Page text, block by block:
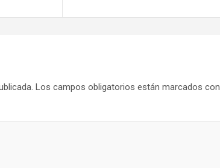
Los campos obligatorios están marcados con